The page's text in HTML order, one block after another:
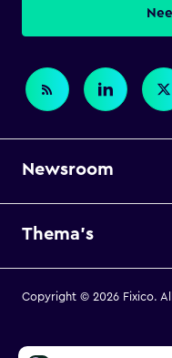
Newsroom
Thema's
Copyright © 2026 Fixico.